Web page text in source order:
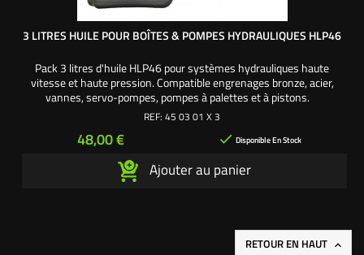
3 LITRES HUILE POUR BOÎTES & POMPES HYDRAULIQUES HLP46
Pack 3 litres d'huile HLP46 pour systèmes hydrauliques haute
vitesse et haute pression. Compatible engrenages bronze, acier,
vannes, servo-pompes, pompes à palettes et à pistons.
REF: 45 03 01 X 3
Prix
48,00 €  Disponible En Stock
Ajouter au panier
RETOUR EN HAUT 